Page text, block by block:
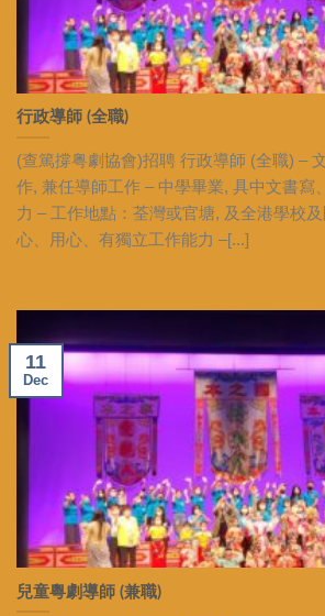
行政導師 (全職)
(查篤撐粤劇協會)招聘 行政導師 (全職) –
作, 兼任導師工作 – 中學畢業, 具中文書寫
力 – 工作地點：荃灣或官塘, 及全港學校
心、用心、有獨立工作能力 –[...]
兒童粵劇導師 (兼職)
11
Dec